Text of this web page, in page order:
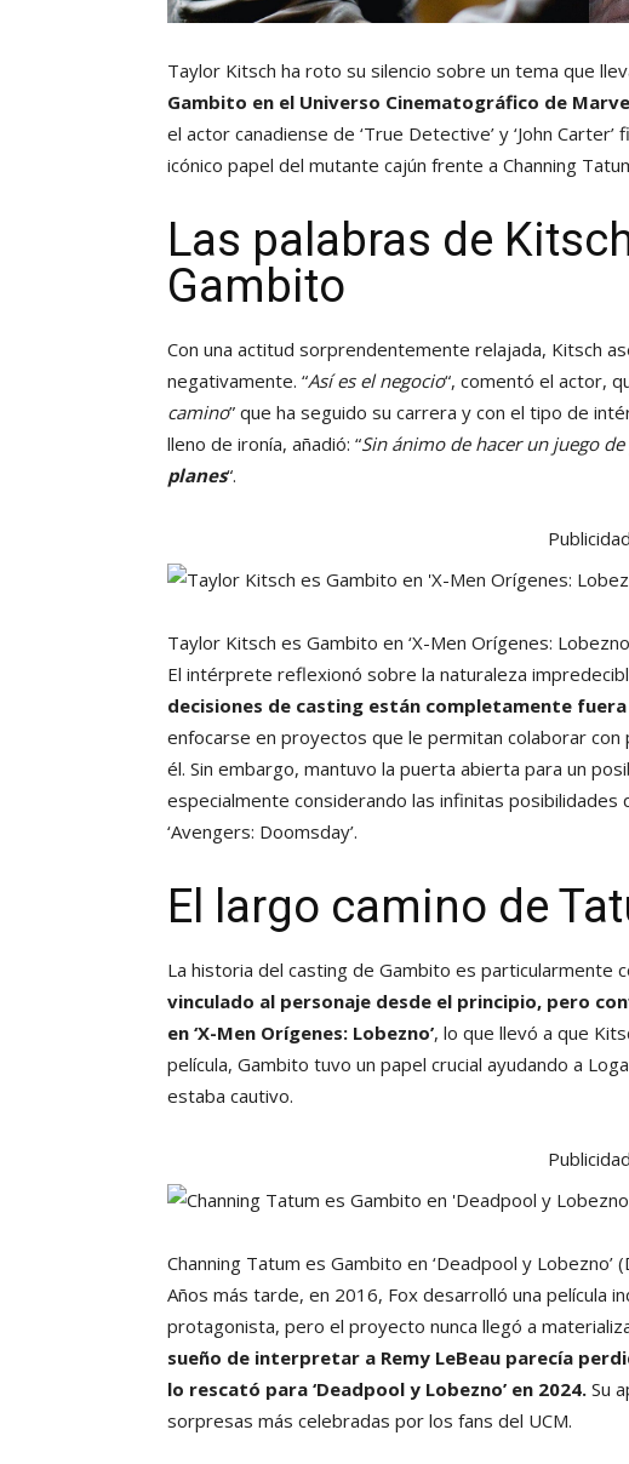
Taylor Kitsch ha roto su silencio sobre un tema que
Gambito en el Universo Cinematográfico de
el actor canadiense de ‘True Detective’ y ‘John
icónico papel del mutante cajún frente a Channing
Las palabras de
Gambito
Con una actitud sorprendentemente relajada, Kitsch
negativamente. “Así es el negocio“, comentó el actor,
camino” que ha seguido su carrera y con el tipo de
lleno de ironía, añadió: “Sin ánimo de hacer un juego
planes“.
Publicidad
Taylor Kitsch es Gambito en ‘X-Men Orígenes:
El intérprete reflexionó sobre la naturaleza
decisiones de casting están completamente
enfocarse en proyectos que le permitan colaborar
él. Sin embargo, mantuvo la puerta abierta para un
especialmente considerando las infinitas
‘Avengers: Doomsday’.
El largo camino de
La historia del casting de Gambito es particularmente
vinculado al personaje desde el principio, pero
en ‘X-Men Orígenes: Lobezno’, lo que llevó a que
película, Gambito tuvo un papel crucial ayudando a
estaba cautivo.
Publicidad
Channing Tatum es Gambito en ‘Deadpool y Lobezno’
Años más tarde, en 2016, Fox desarrolló una película
protagonista, pero el proyecto nunca llegó a
sueño de interpretar a Remy LeBeau parecía
lo rescató para ‘Deadpool y Lobezno’ en 2024. Su
sorpresas más celebradas por los fans del UCM.